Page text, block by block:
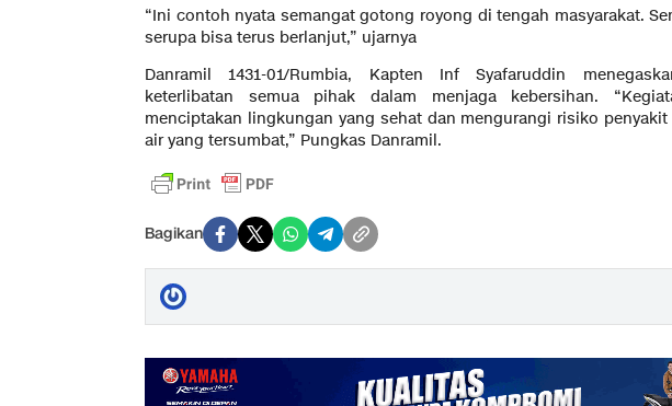
“Ini contoh nyata semangat gotong royong di tengah masyarakat.
serupa bisa terus berlanjut,” ujarnya
Danramil 1431-01/Rumbia, Kapten Inf Syafaruddin
keterlibatan semua pihak dalam menjaga kebersihan.
menciptakan lingkungan yang sehat dan mengurangi risiko
air yang tersumbat,” Pungkas Danramil.
Bagikan